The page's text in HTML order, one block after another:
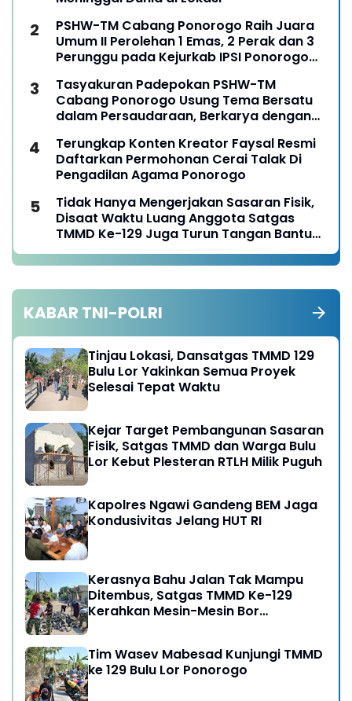
PSHW-TM Cabang Ponorogo Raih Juara
Umum II Perolehan 1 Emas, 2 Perak dan 3
Perunggu pada Kejurkab IPSI Ponorogo
Tasyakuran Padepokan PSHW-TM
Cabang Ponorogo Usung Tema Bersatu
dalam Persaudaraan, Berkarya dengan
Tanggungjawab
Terungkap Konten Kreator Faysal Resmi
Daftarkan Permohonan Cerai Talak Di
Pengadilan Agama Ponorogo
Tidak Hanya Mengerjakan Sasaran Fisik,
Disaat Waktu Luang Anggota Satgas
TMMD Ke-129 Juga Turun Tangan Bantu
Warga Panen Jagung
KABAR TNI-POLRI
Tinjau Lokasi, Dansatgas TMMD 129
Bulu Lor Yakinkan Semua Proyek
Selesai Tepat Waktu
Kejar Target Pembangunan Sasaran
Fisik, Satgas TMMD dan Warga Bulu
Lor Kebut Plesteran RTLH Milik Puguh
Kapolres Ngawi Gandeng BEM Jaga
Kondusivitas Jelang HUT RI
Kerasnya Bahu Jalan Tak Mampu
Ditembus, Satgas TMMD Ke-129
Kerahkan Mesin-Mesin Bor
Tim Wasev Mabesad Kunjungi TMMD
ke 129 Bulu Lor Ponorogo